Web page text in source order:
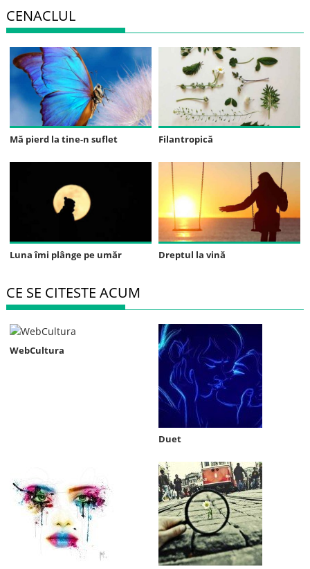
CENACLUL
Mă pierd la tine-n suflet Filantropică
Luna îmi plânge pe umăr Dreptul la vină
CE SE CITESTE ACUM
WebCultura
Duet